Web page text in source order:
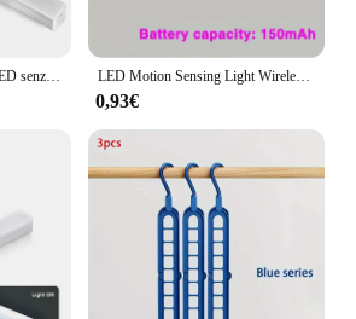
LED Motion Sensing Light Wireless USB ricaricabile Motion Detection adatto per armadio da cucina corridoio e luci per scale
0,93€